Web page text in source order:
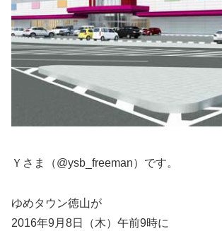
Ｙさま（@ysb_freeman）です。
ゆめタウン徳山が
2016年9月8日（木）午前9時に